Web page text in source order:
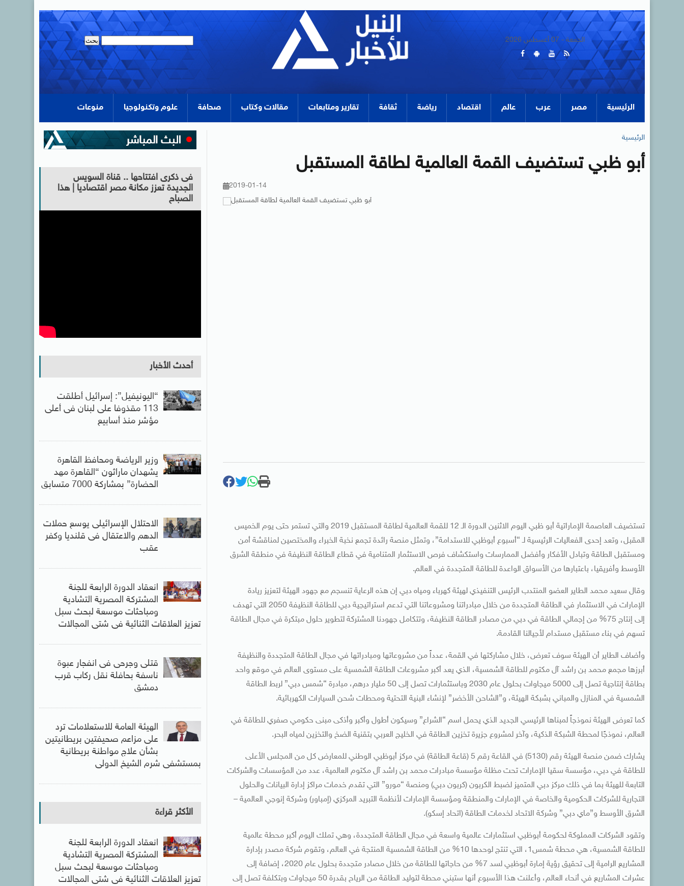
الجمعة - 07 أغسطس 2026
الرئيسية مصر عرب عالم اقتصاد رياضة ثقافة تقارير ومتابعات مقالات وكتاب صحافة علوم وتكنولوجيا منوعات
الرئيسية
أبو ظبي تستضيف القمة العالمية لطاقة المستقبل
2019-01-14
تستضيف العاصمة الإماراتية أبو ظبي اليوم الاثنين الدورة الـ 12 للقمة العالمية لطاقة المستقبل 2019 والتي تستمر حتى يوم الخميس
المقبل، وتعد إحدى الفعاليات الرئيسية لـ “أسبوع أبوظبي للاستدامة”، وتمثل منصة رائدة تجمع نخبة الخبراء والمختصين لمناقشة أمن
ومستقبل الطاقة وتبادل الأفكار وأفضل الممارسات واستكشاف فرص الاستثمار المتنامية في قطاع الطاقة النظيفة في منطقة الشرق
الأوسط وأفريقيا، باعتبارها من الأسواق الواعدة للطاقة المتجددة في العالم.
وقال سعيد محمد الطاير العضو المنتدب الرئيس التنفيذي لهيئة كهرباء ومياه دبي إن هذه الرعاية تنسجم مع جهود الهيئة لتعزيز ريادة
الإمارات في الاستثمار في الطاقة المتجددة من خلال مبادراتنا ومشروعاتنا التي تدعم استراتيجية دبي للطاقة النظيفة 2050 التي تهدف
إلى إنتاج 75% من إجمالي الطاقة في دبي من مصادر الطاقة النظيفة، وتتكامل جهودنا المشتركة لتطوير حلول مبتكرة في مجال الطاقة
تسهم في بناء مستقبل مستدام لأجيالنا القادمة.
وأضاف الطاير أن الهيئة سوف تعرض، خلال مشاركتها في القمة، عدداً من مشروعاتها ومبادراتها في مجال الطاقة المتجددة والنظيفة
أبرزها مجمع محمد بن راشد آل مكتوم للطاقة الشمسية، الذي يعد أكبر مشروعات الطاقة الشمسية على مستوى العالم في موقع واحد
بطاقة إنتاجية تصل إلى 5000 ميجاوات بحلول عام 2030 وباستثمارات تصل إلى 50 مليار درهم، مبادرة “شمس دبي” لربط الطاقة
الشمسية في المنازل والمباني بشبكة الهيئة، و”الشاحن الأخضر” لإنشاء البنية التحتية ومحطات شحن السيارات الكهربائية.
كما تعرض الهيئة نموذجاً لمبناها الرئيسي الجديد الذي يحمل اسم “الشراع” وسيكون أطول وأكبر وأذكى مبنى حكومي صفري للطاقة في
العالم، نموذجًا لمحطة الشبكة الذكية، وآخر لمشروع جزيرة تخزين الطاقة في الخليج العربي بتقنية الضخ والتخزين لمياه البحر.
يشارك ضمن منصة الهيئة رقم (5130) في القاعة رقم 5 (قاعة الطاقة) في مركز أبوظبي الوطني للمعارض كل من المجلس الأعلى
للطاقة في دبي، مؤسسة سقيا الإمارات تحت مظلة مؤسسة مبادرات محمد بن راشد آل مكتوم العالمية، عدد من المؤسسات والشركات
التابعة للهيئة بما في ذلك مركز دبي المتميز لضبط الكربون (كربون دبي) ومنصة “مورو” التي تقدم خدمات مراكز إدارة البيانات والحلول
التجارية للشركات الحكومية والخاصة في الإمارات والمنطقة ومؤسسة الإمارات لأنظمة التبريد المركزي (إمباور) وشركة إنوجي العالمية –
الشرق الأوسط و”ماي دبي” وشركة الاتحاد لخدمات الطاقة (اتحاد إسكو).
وتقود الشركات المملوكة لحكومة أبوظبي استثمارات عالمية واسعة في مجال الطاقة المتجددة، وهي تملك اليوم أكبر محطة عالمية
للطاقة الشمسية، هي محطة شمس1، التي تنتج لوحدها 10% من الطاقة الشمسية المنتجة في العالم، وتقوم شركة مصدر بإدارة
المشاريع الرامية إلى تحقيق رؤية إمارة أبوظبي لسد 7% من حاجاتها للطاقة من خلال مصادر متجددة بحلول عام 2020، إضافة إلى
عشرات المشاريع في أنحاء العالم، وأعلنت هذا الأسبوع أنها ستبني محطة لتوليد الطاقة من الرياح بقدرة 50 ميجاوات وبتكلفة تصل إلى
فى ذكرى افتتاحها .. قناة السويس
الجديدة تعزز مكانة مصر اقتصاديا | هذا
الصباح
أحدث الأخبار
“اليونيفيل”: إسرائيل أطلقت
113 مقذوفا على لبنان فى أعلى
مؤشر منذ أسابيع
وزير الرياضة ومحافظ القاهرة
يشهدان ماراثون “القاهرة مهد
الحضارة” بمشاركة 7000 متسابق
الاحتلال الإسرائيلى يوسع حملات
الدهم والاعتقال فى قلنديا وكفر
عقب
انعقاد الدورة الرابعة للجنة
المشتركة المصرية التشادية
ومباحثات موسعة لبحث سبل
تعزيز العلاقات الثنائية فى شتى المجالات
قتلى وجرحى فى انفجار عبوة
ناسفة بحافلة نقل ركاب قرب
دمشق
الهيئة العامة للاستعلامات ترد
على مزاعم صحيفتين بريطانيتين
بشأن علاج مواطنة بريطانية
بمستشفى شرم الشيخ الدولى
الأكثر قراءة
انعقاد الدورة الرابعة للجنة
المشتركة المصرية التشادية
ومباحثات موسعة لبحث سبل
تعزيز العلاقات الثنائية فى شتى المجالات